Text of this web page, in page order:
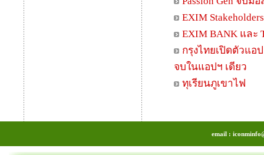
EXIM
EXIM BANK และ
กรุงไทยเปิดตัวแอ
จบในแอปฯ เดียว
ทุเรียนภูเขาไฟ
email :